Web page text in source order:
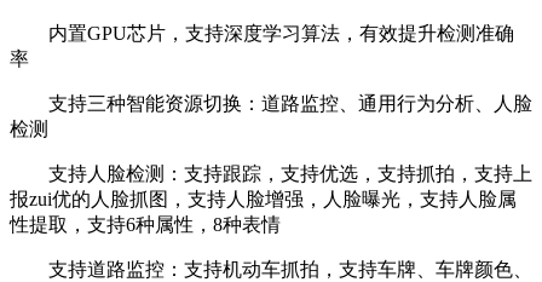
内置GPU芯片，支持深度学习算法，有效提升检测准确
率
支持三种智能资源切换：道路监控、通用行为分析、人脸
检测
支持人脸检测：支持跟踪，支持优选，支持抓拍，支持上
报zui优的人脸抓图，支持人脸增强，人脸曝光，支持人脸属
性提取，支持6种属性，8种表情
支持道路监控：支持机动车抓拍，支持车牌、车牌颜色、